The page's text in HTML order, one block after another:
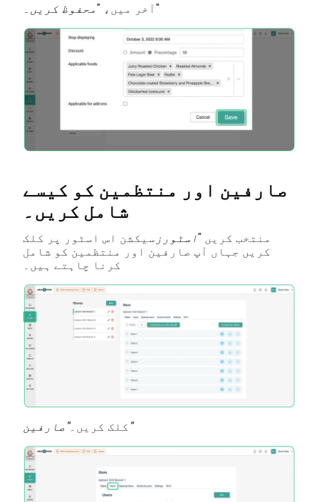
آخر میں، "محفوظ کریں۔ "
صارفین اور منتظمین کو کیسے
شامل کریں۔
منتخب کریں "اسٹورز سیکشن اس اسٹور پر کلک
کریں جہاں آپ صارفین اور منتظمین کو شامل
کرنا چاہتے ہیں۔
کلک کریں۔ "صارفین"